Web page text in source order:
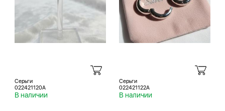
Серьги
022421120A
В наличии
Серьги
022421122A
В наличии